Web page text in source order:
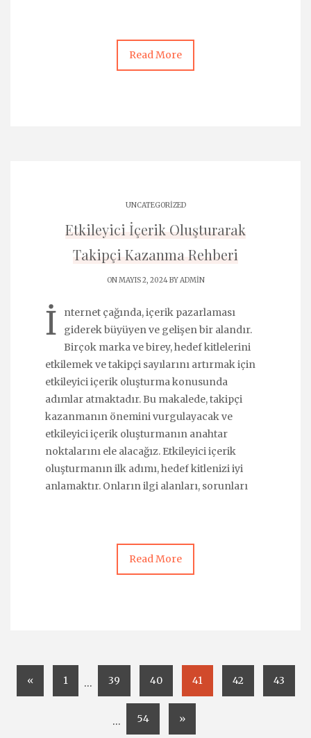
Read More
UNCATEGORIZED
Etkileyici İçerik Oluşturarak
Takipçi Kazanma Rehberi
ON MAYIS 2, 2024 BYADMIN
İ
nternet çağında, içerik pazarlaması
giderek büyüyen ve gelişen bir alandır.
Birçok marka ve birey, hedef kitlelerini
etkilemek ve takipçi sayılarını artırmak için
etkileyici içerik oluşturma konusunda
adımlar atmaktadır. Bu makalede, takipçi
kazanmanın önemini vurgulayacak ve
etkileyici içerik oluşturmanın anahtar
noktalarını ele alacağız. Etkileyici içerik
oluşturmanın ilk adımı, hedef kitlenizi iyi
anlamaktır. Onların ilgi alanları, sorunları
Read More
« 1 … 39 40 41 42 43
… 54 »